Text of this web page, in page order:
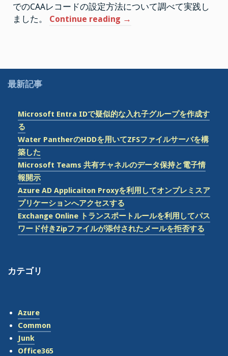
でのCAAレコードの設定方法について調べて実践し
ました。 Continue reading “Azure
Record
す
→
最新記事
Microsoft Entra IDで疑似的な入れ子グループを作成す
る
Water PantherのHDDを用いてZFSファイルサーバを構
築した
Microsoft Teams 共有チャネルのデータ保持と電子情
報開示
Azure AD Applicaiton Proxyを利用してオンプレミスア
プリケーションへアクセスする
Exchange Online トランスポートルールを利用してパス
ワード付きZipファイルが添付されたメールを拒否する
カテゴリ
Azure
Common
Junk
Office365